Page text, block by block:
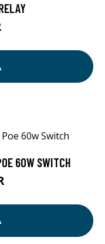
60W SWITCH